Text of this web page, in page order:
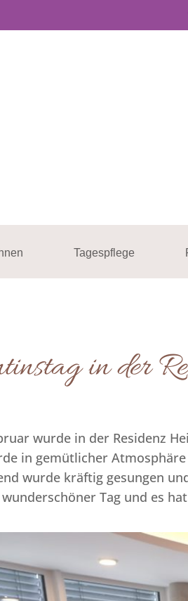
Tagespflege
in der
wurde in der Residenz
in gemütlicher
wurde kräftig gesungen
Tag und es